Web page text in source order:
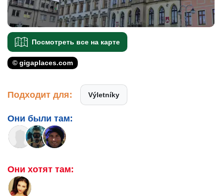
Посмотреть все на карте
© gigaplaces.com
Подходит для: Výletníky
Они были там:
Они хотят там: